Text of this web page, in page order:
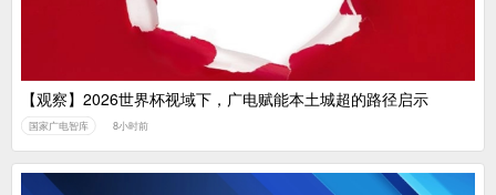
【观察】2026世界杯视域下，广电赋能本土城超的路径启示
国家广电智库 8小时前